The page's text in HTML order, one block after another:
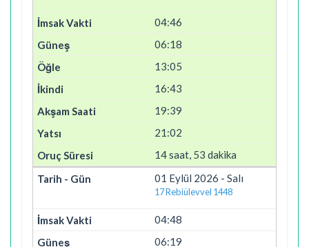
04:46
06:18
13:05
16:43
19:39
21:02
14 saat, 53 dakika
01 Eylül 2026 - Salı
17 Rebiülevvel 1448
04:48
06:19